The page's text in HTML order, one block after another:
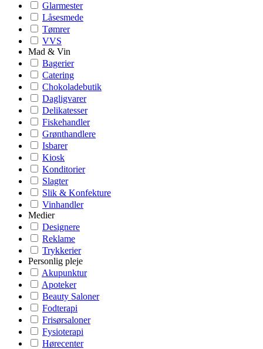
Glarmester
Låsesmede
Tømrer
VVS
Mad & Vin
Bagerier
Catering
Chokoladebutik
Dagligvarer
Delikatesser
Fiskehandler
Grønthandlere
Isbarer
Kiosk
Konditorier
Slagter
Slik & Konfekture
Vinhandler
Medier
Designere
Reklame
Trykkerier
Personlig pleje
Akupunktur
Apoteker
Beauty Saloner
Fodterapi
Frisørsaloner
Fysioterapi
Hørecenter